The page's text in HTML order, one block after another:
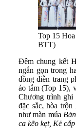
Top 15
BTT)
Đêm chung kết
ngắn gọn trong
đồng diễn trang
áo tắm (Top 15),
Chương trình ghi
đặc sắc, hòa
như màn múa
ca kẽo kẹt, Kẻ